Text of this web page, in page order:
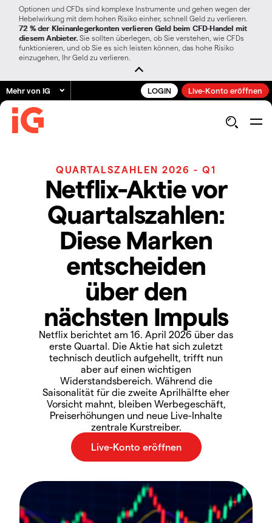
Optionen und CFDs sind komplexe Instrumente und gehen wegen der
Hebelwirkung mit dem hohen Risiko einher, schnell Geld zu verlieren.
72 % der Kleinanlegerkonten verlieren Geld beim CFD-Handel mit
diesem Anbieter. Sie sollten überlegen, ob Sie verstehen, wie CFDs
funktionieren, und ob Sie es sich leisten können, das hohe Risiko
einzugehen, Ihr Geld zu verlieren.
Mehr von IG LOGIN Live-Konto eröffnen
QUARTALSZAHLEN 2026 - Q1
Netflix-Aktie vor
Quartalszahlen:
Diese Marken
entscheiden
über den
nächsten Impuls
Netflix berichtet am 16. April 2026 über das
erste Quartal. Die Aktie hat sich zuletzt
technisch deutlich aufgehellt, trifft nun
aber auf einen wichtigen
Widerstandsbereich. Während die
Saisonalität für die zweite Aprilhälfte eher
Vorsicht mahnt, bleiben Werbegeschäft,
Preiserhöhungen und neue Live-Inhalte
zentrale Kurstreiber.